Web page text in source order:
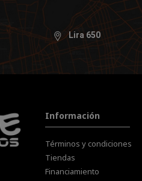
Lira 650
Información
Términos y condiciones
Tiendas
Financiamiento